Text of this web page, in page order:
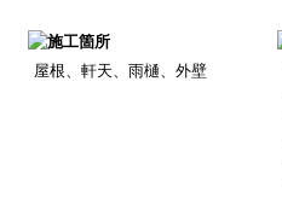
屋根、軒天、雨樋、外壁